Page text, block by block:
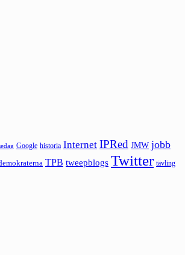
Google historia Internet IPRed JMW jobb
TPB tweepblogs Twitter tävling